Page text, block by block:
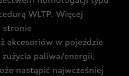
WLTP. Więcej
stronie
akcesoriów w pojeździe
paliwa/energii,
nastąpić najwcześniej